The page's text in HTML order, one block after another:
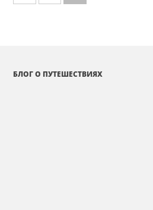
БЛОГ О ПУТЕШЕСТВИЯХ